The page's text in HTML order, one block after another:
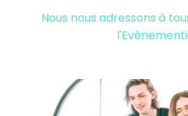
Nous nous adressons à